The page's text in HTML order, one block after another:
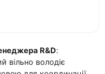
R&D:
вільно володіє